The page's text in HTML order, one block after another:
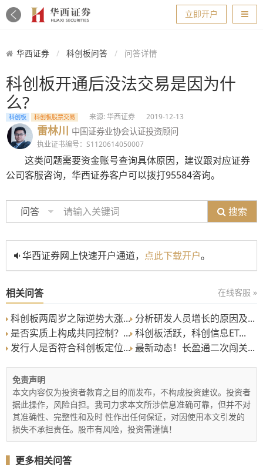
导航
立即开户
华西证券 科创板问答 问答详情
科创板开通后没法交易是因为什
么?
科创板 科创板股票交易 来源: 华西证券 2019-12-13
雷林川 中国证券业协会认证投资顾问
执业证书编号：S1120614050007
这类问题需要资金账号查询具体原因，建议跟对应证券
公司客服咨询，华西证券客户可以拨打95584咨询。
问答 搜索
华西证券网上快速开户通道， 点此下载开户。
相关问答 在线客服 »
科创板两周岁之际逆势大涨... 分析研发人员增长的原因及...
是否实质上构成共同控制？... 科创板活跃，科创信息ET...
发行人是否符合科创板定位... 最新动态！长盈通二次闯关...
免责声明
本文内容仅为投资者教育之目的而发布，不构成投资建议。投资者
据此操作，风险自担。我司力求本文所涉信息准确可靠，但并不对
其准确性、完整性和及时 性作出任何保证，对因使用本文引发的
损失不承担责任。股市有风险，投资需谨慎！
▍ 更多相关问答